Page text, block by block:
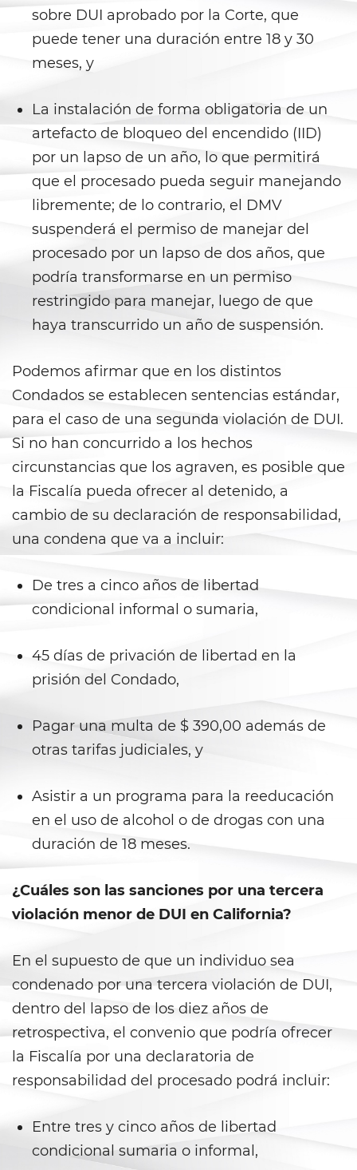
Agresión Doméstica
Lesión corporal a un cónyuge
Negligencia de Menores
Orden de Protección de
Emergencia
Órdenes de Restricción
Orden de Restricción
Permanente
Orden de Restricción Temporal
Publicar Información Dañina
Sustracción de Menores
Venganza con Pornografía
Violación de una Orden de
Restricción
Assault & Battery
Assault On A Public Official
Assault With A Deadly Weapon
Assault with Caustic Chemicals
Battery With Serious Bodily Injury
Simple Assault
Simple Battery
Domestic Violence
Child Abduction
Child Abuse
Child Endangerment
Child Neglect
Corporal Injury on a Spouse
Domestic Battery
sobre DUI aprobado por la Corte, que
puede tener una duración entre 18 y 30
meses, y
La instalación de forma obligatoria de un
artefacto de bloqueo del encendido (IID)
por un lapso de un año, lo que permitirá
que el procesado pueda seguir manejando
libremente; de lo contrario, el DMV
suspenderá el permiso de manejar del
procesado por un lapso de dos años, que
podría transformarse en un permiso
restringido para manejar, luego de que
haya transcurrido un año de suspensión.
Podemos afirmar que en los distintos
Condados se establecen sentencias estándar,
para el caso de una segunda violación de DUI.
Si no han concurrido a los hechos
circunstancias que los agraven, es posible que
la Fiscalía pueda ofrecer al detenido, a
cambio de su declaración de responsabilidad,
una condena que va a incluir:
De tres a cinco años de libertad
condicional informal o sumaria,
45 días de privación de libertad en la
prisión del Condado,
Pagar una multa de $ 390,00 además de
otras tarifas judiciales, y
Asistir a un programa para la reeducación
en el uso de alcohol o de drogas con una
duración de 18 meses.
¿Cuáles son las sanciones por una tercera
violación menor de DUI en California?
En el supuesto de que un individuo sea
condenado por una tercera violación de DUI,
dentro del lapso de los diez años de
retrospectiva, el convenio que podría ofrecer
la Fiscalía por una declaratoria de
responsabilidad del procesado podrá incluir:
Entre tres y cinco años de libertad
condicional sumaria o informal,